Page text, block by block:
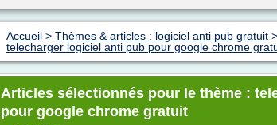
Accueil > Thèmes & articles : logiciel anti pub gratuit >
telecharger logiciel anti pub pour google chrome
Articles sélectionnés pour le thème :
pour google chrome gratuit